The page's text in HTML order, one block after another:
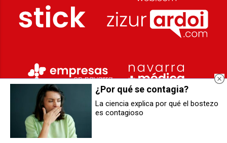
El Área de autocaravanas en
Berriozar será de pago durante
San Fermín 2025
¿Por qué se contagia?
La ciencia explica por qué el bostezo
es contagioso